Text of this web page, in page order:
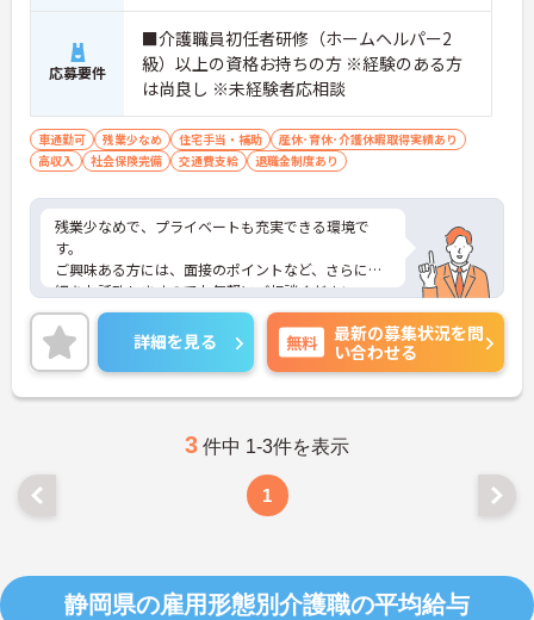
応募要件
■介護職員初任者研修（ホームヘルパー2
級）以上の資格お持ちの方 ※経験のある方
は尚良し ※未経験者応相談
車通勤可 残業少なめ 住宅手当・補助
産休･育休･介護休暇取得実績あり
高収入
社会保険完備 交通費支給 退職金制度あり
残業少なめで、プライベートも充実できる環境で
す。
ご興味ある方には、面接のポイントなど、さらに詳
細をお話致しますのでお気軽にご相談ください。
詳細を見る 無料
最新の募集状況を問
い合わせる
3 件中 1-3件を表示
1
静岡県の雇用形態別介護職の平均給与